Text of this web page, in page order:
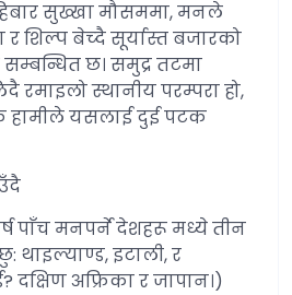
सुख्खा मौसममा, मनले
शिल्प बेच्दै सूर्यास्त बजारको
छ। समुद्र तटमा
रमाइलो स्थानीय परम्परा हो,
हामीले यसलाई दुई पटक
पाँच मनपर्ने देशहरू मध्ये तीन
थाइल्याण्ड, इटाली, र
दक्षिण अफ्रिका र जापान।)